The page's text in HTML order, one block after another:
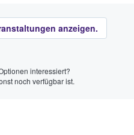
anzeigen.
interessiert?
noch verfügbar ist.